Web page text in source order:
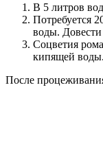
В 5 литров
Потребуется
воды.
Соцветия
кипящей воды.
После